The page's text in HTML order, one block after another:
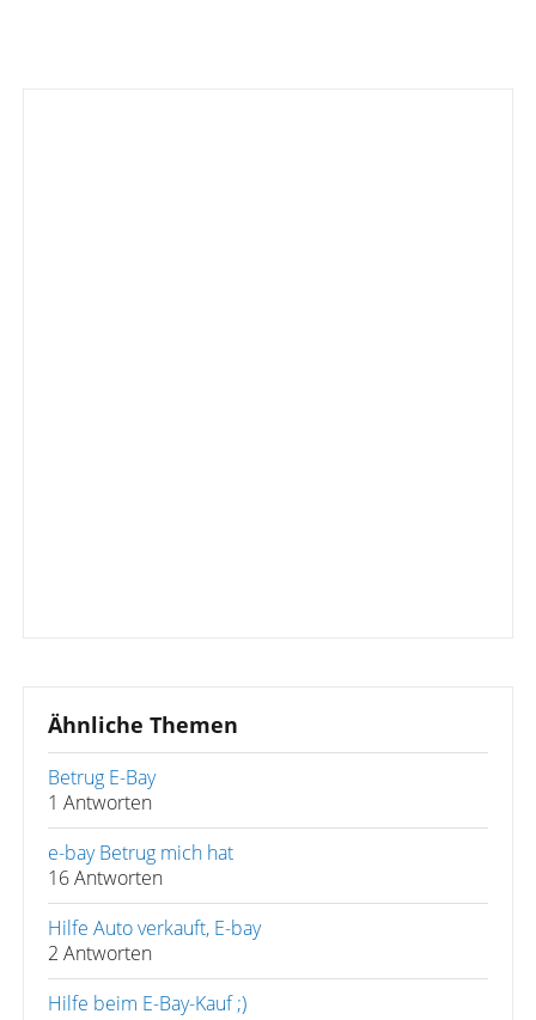
Ähnliche Themen
Betrug E-Bay
1 Antworten
e-bay Betrug mich hat
16 Antworten
Hilfe Auto verkauft, E-bay
2 Antworten
Hilfe beim E-Bay-Kauf ;)